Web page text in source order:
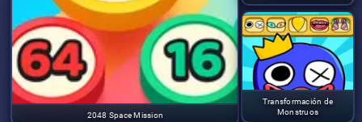
2048 Space Mission
Transformación de
Monstruos